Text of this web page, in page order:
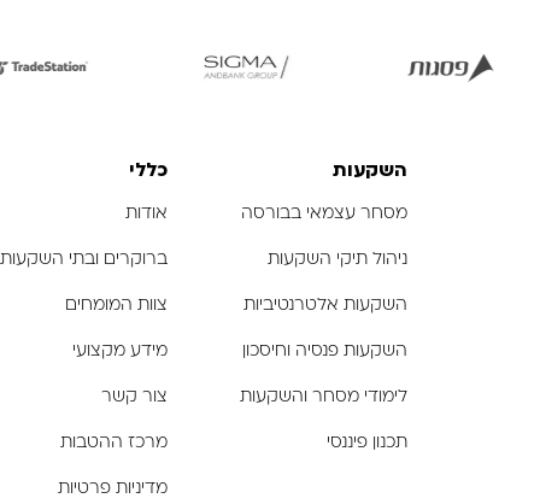
לפתיחת
לפתיחת
השקעות
מסחר עצמאי בבורסה
ניהול תיקי השקעות
השקעות אלטרנטיביות
השקעות פנסיה וחיסכון
לימודי מסחר והשקעות
תכנון פיננסי
כללי
אודות
ברוקרים ובתי השקעות
צוות המומחים
מידע מקצועי
צור קשר
מרכז ההטבות
מדיניות פרטיות